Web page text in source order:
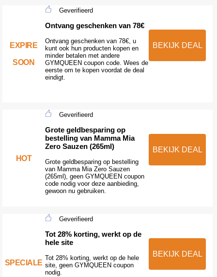
EXPIRE
SOON
Geverifieerd
Ontvang geschenken van 78€
Ontvang geschenken van 78€, u
kunt ook hun producten kopen en
minder betalen met andere
GYMQUEEN coupon code. Wees de
eerste om te kopen voordat de deal
eindigt.
BEKIJK DEAL
HOT
Geverifieerd
Grote geldbesparing op
bestelling van Mamma Mia
Zero Sauzen (265ml)
Grote geldbesparing op bestelling
van Mamma Mia Zero Sauzen
(265ml), geen GYMQUEEN coupon
code nodig voor deze aanbieding,
gewoon nu gebruiken.
BEKIJK DEAL
SPECIALE
Geverifieerd
Tot 28% korting, werkt op de
hele site
Tot 28% korting, werkt op de hele
site, geen GYMQUEEN coupon
nodig.
BEKIJK DEAL